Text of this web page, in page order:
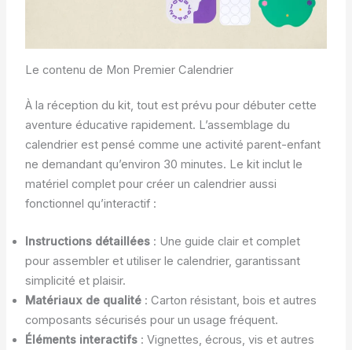
Le contenu de Mon Premier Calendrier
À la réception du kit, tout est prévu pour débuter cette
aventure éducative rapidement. L’assemblage du
calendrier est pensé comme une activité parent-enfant
ne demandant qu’environ 30 minutes. Le kit inclut le
matériel complet pour créer un calendrier aussi
fonctionnel qu’interactif :
Instructions détaillées: Une guide clair et complet
pour assembler et utiliser le calendrier, garantissant
simplicité et plaisir.
Matériaux de qualité: Carton résistant, bois et autres
composants sécurisés pour un usage fréquent.
Éléments interactifs: Vignettes, écrous, vis et autres